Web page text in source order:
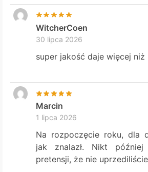
WitcherCoen
30 lipca 2026
super jakość daje więcej niż
Marcin
1 lipca 2026
Na rozpoczęcie roku, dla
jak znalazł. Nikt
pretensji, że nie